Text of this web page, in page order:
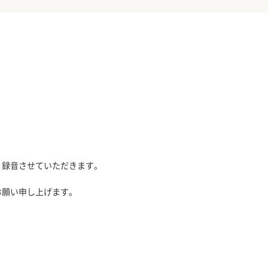
音させていただきます。
い申し上げます。